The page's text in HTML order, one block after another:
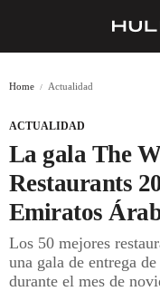
BARRAS Y ESTRELLAS
DÓNDE COMER
ÍDOLOS DE MESAS
CUADERNO DE VIAJE
Home Actualidad
ACTUALIDAD
La gala The
Restaurants
Emiratos
Los 50 mejores
una gala de entrega
durante el mes de